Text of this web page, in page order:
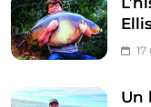
Un